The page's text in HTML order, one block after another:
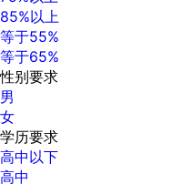
85%以上
等于55%
等于65%
性别要求
男
女
学历要求
高中以下
高中